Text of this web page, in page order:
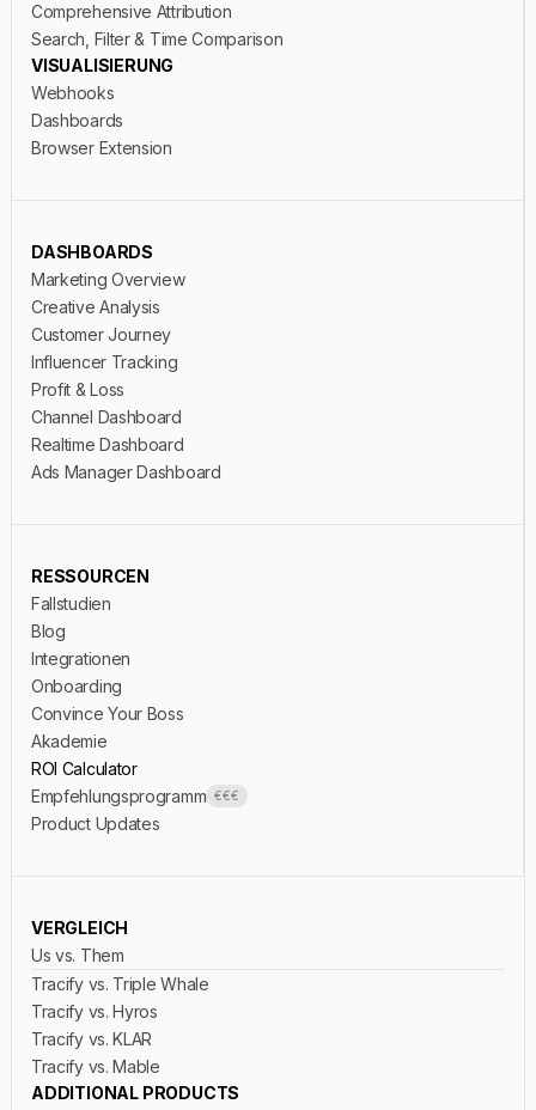
Comprehensive Attribution
Search, Filter & Time Comparison
VISUALISIERUNG
Webhooks
Dashboards
Browser Extension
DASHBOARDS
Marketing Overview
Creative Analysis
Customer Journey
Influencer Tracking
Profit & Loss
Channel Dashboard
Realtime Dashboard
Ads Manager Dashboard
RESSOURCEN
Fallstudien
Blog
Integrationen
Onboarding
Convince Your Boss
Akademie
ROI Calculator
Empfehlungsprogramm €€€
Product Updates
VERGLEICH
Us vs. Them
Tracify vs. Triple Whale
Tracify vs. Hyros
Tracify vs. KLAR
Tracify vs. Mable
ADDITIONAL PRODUCTS